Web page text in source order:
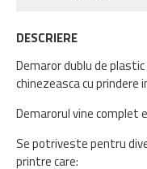
DESCRIERE
Demaror dublu de
chinezeasca cu prindere
Demarorul vine complet
Se potriveste pentru
printre care: